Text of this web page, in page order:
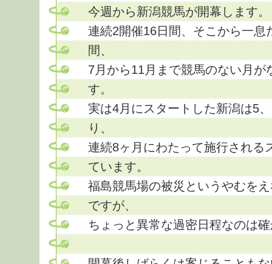
今週から新潟競馬が開幕します。
連続2開催16日間、そこから一息
間、
7月から11月まで競馬のない月が
す。
実は4月にスタートした新潟は5
り、
連続8ヶ月にわたって施行される
ています。
福島競馬場の被災というやむを
ですが、
ちょっと異常な過密日程なのは